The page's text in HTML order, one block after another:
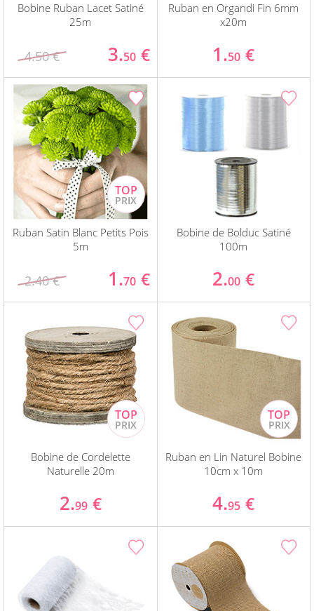
Bobine Ruban Lacet Satiné
25m
4.50 € 3.50 €
Ruban en Organdi Fin 6mm
x20m
1.50 €
Ruban Satin Blanc Petits Pois
5m
2.40 € 1.70 €
Bobine de Bolduc Satiné
100m
2.00 €
Bobine de Cordelette
Naturelle 20m
2.99 €
Ruban en Lin Naturel Bobine
10cm x 10m
4.95 €